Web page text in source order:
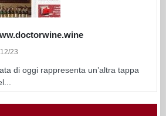
23
di oggi rappresenta un’altra tappa